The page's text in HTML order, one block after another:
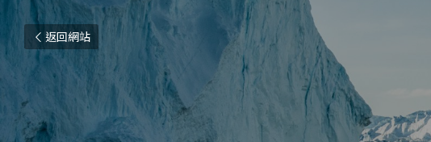
返回網站